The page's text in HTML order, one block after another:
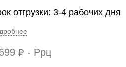
отгрузки: 3-4 рабочих дня
₽ - Ррц